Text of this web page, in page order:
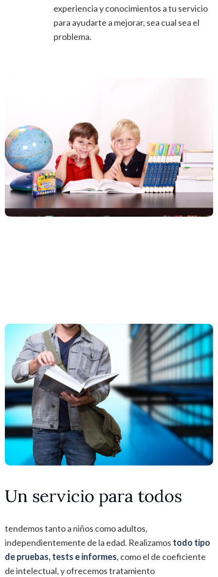
experiencia y conocimientos a tu servicio
para ayudarte a mejorar, sea cual sea el
problema.
Un servicio para todos
tendemos tanto a niños como adultos,
independientemente de la edad. Realizamos todo tipo
de pruebas, tests e informes, como el de coeficiente
de intelectual, y ofrecemos tratamiento